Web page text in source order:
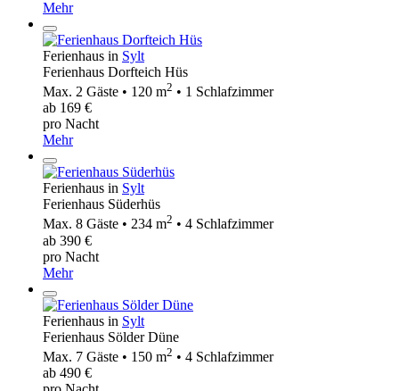
Mehr
Ferienhaus in Sylt
Ferienhaus Dorfteich Hüs
Max. 2 Gäste • 120 m2 • 1 Schlafzimmer
ab 169 €
pro Nacht
Mehr
Ferienhaus in Sylt
Ferienhaus Süderhüs
Max. 8 Gäste • 234 m2 • 4 Schlafzimmer
ab 390 €
pro Nacht
Mehr
Ferienhaus in Sylt
Ferienhaus Sölder Düne
Max. 7 Gäste • 150 m2 • 4 Schlafzimmer
ab 490 €